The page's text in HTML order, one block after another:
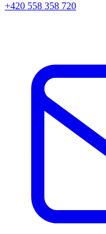
+420 558 358 720